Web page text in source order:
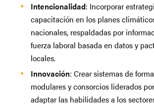
Intencionalidad: Incorporar
capacitación en los planes
nacionales, respaldadas por
fuerza laboral basada en datos y
locales.
Innovación: Crear sistemas de
modulares y consorcios liderados
adaptar las habilidades a los